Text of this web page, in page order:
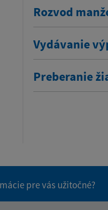
Rozvod
Vydávanie
Preberanie
pre vás užitočné?